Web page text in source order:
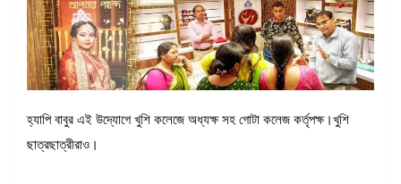
হ্যাপি বাবুর এই উদ্যোগে খুশি কলেজে অধ্যক্ষ সহ গোটা কলেজ কর্তৃপক্ষ।খুশি
ছাত্রছাত্রীরাও।